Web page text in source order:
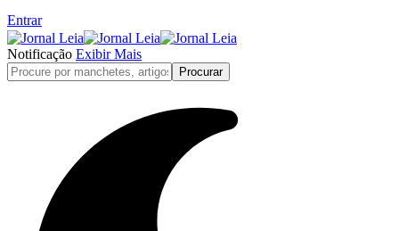
Entrar
Notificação Exibir Mais